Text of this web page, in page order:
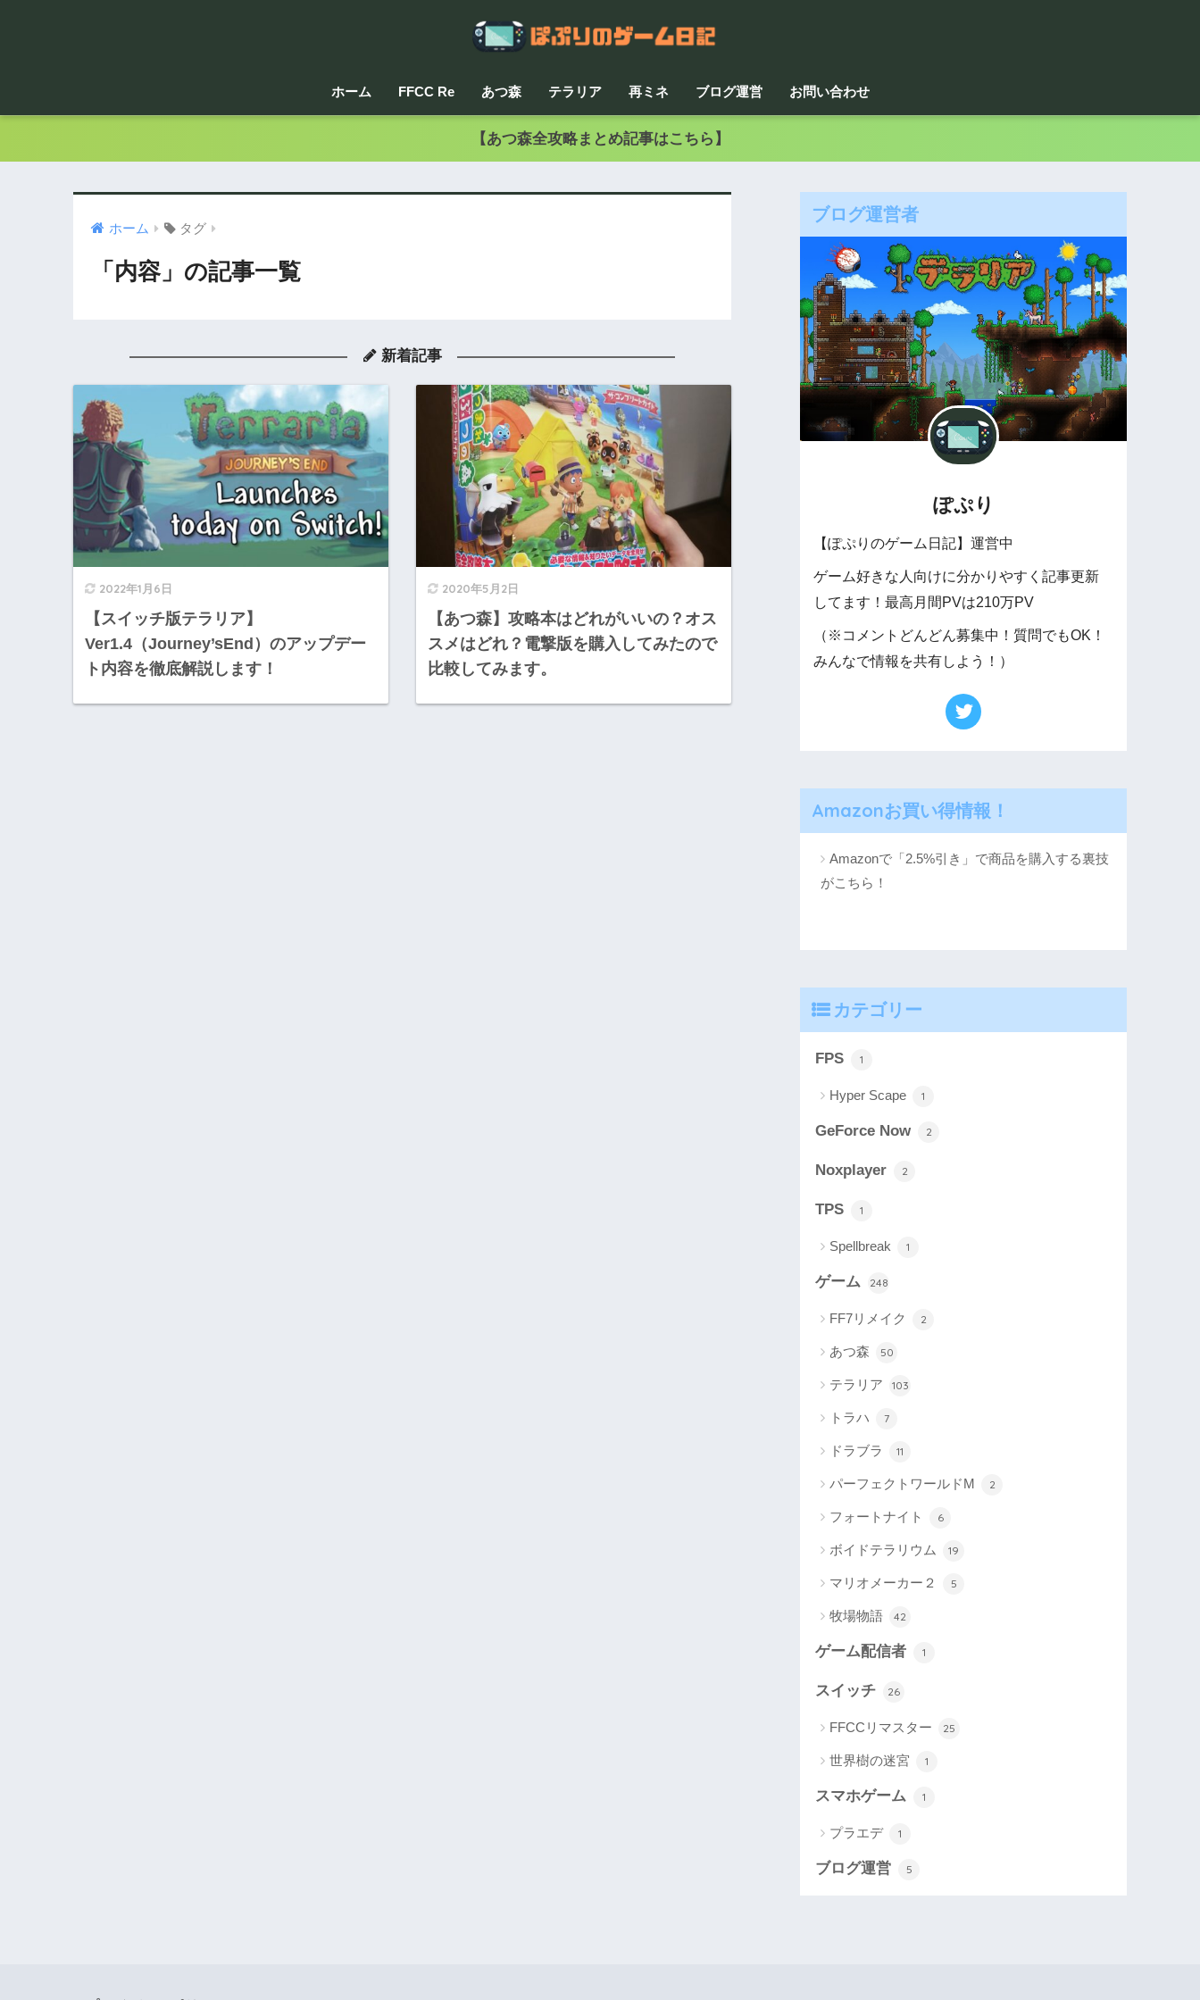
ホーム FFCC Re あつ森 テラリア 再ミネ ブログ運営 お問い合わせ
【あつ森全攻略まとめ記事はこちら】
ホーム タグ
「内容」の記事一覧
新着記事
2022年1月6日
【スイッチ版テラリア】
Ver1.4（Journey’sEnd）のアップデー
ト内容を徹底解説します！
2020年5月2日
【あつ森】攻略本はどれがいいの？オス
スメはどれ？電撃版を購入してみたので
比較してみます。
ブログ運営者
ぽぷり
【ぽぷりのゲーム日記】運営中
ゲーム好きな人向けに分かりやすく記事更新
してます！最高月間PVは210万PV
（※コメントどんどん募集中！質問でもOK！
みんなで情報を共有しよう！）
Amazonお買い得情報！
Amazonで「2.5%引き」で商品を購入する裏技
がこちら！
カテゴリー
FPS 1
Hyper Scape 1
GeForce Now 2
Noxplayer 2
TPS 1
Spellbreak 1
ゲーム 248
FF7リメイク 2
あつ森 50
テラリア 103
トラハ 7
ドラブラ 11
パーフェクトワールドM 2
フォートナイト 6
ボイドテラリウム 19
マリオメーカー２ 5
牧場物語 42
ゲーム配信者 1
スイッチ 26
FFCCリマスター 25
世界樹の迷宮 1
スマホゲーム 1
プラエデ 1
ブログ運営 5